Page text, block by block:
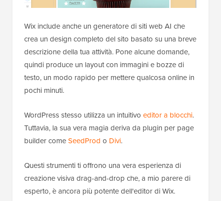
Wix include anche un generatore di siti web AI che
crea un design completo del sito basato su una breve
descrizione della tua attività. Pone alcune domande,
quindi produce un layout con immagini e bozze di
testo, un modo rapido per mettere qualcosa online in
pochi minuti.
WordPress stesso utilizza un intuitivo editor a blocchi.
Tuttavia, la sua vera magia deriva da plugin per page
builder comeSeedProd o Divi.
Questi strumenti ti offrono una vera esperienza di
creazione visiva drag-and-drop che, a mio parere di
esperto, è ancora più potente dell'editor di Wix.